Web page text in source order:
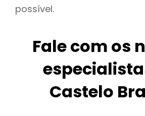
possível.
Fale com os
Castelo